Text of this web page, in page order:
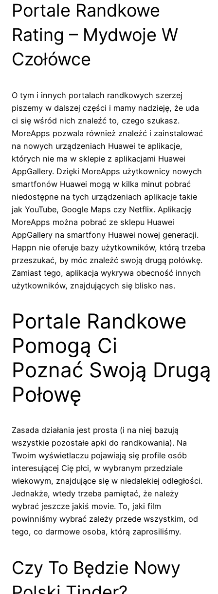
Portale Randkowe
Rating – Mydwoje W
Czołówce
O tym i innych portalach randkowych szerzej
piszemy w dalszej części i mamy nadzieję, że uda
ci się wśród nich znaleźć to, czego szukasz.
MoreApps pozwala również znaleźć i zainstalować
na nowych urządzeniach Huawei te aplikacje,
których nie ma w sklepie z aplikacjami Huawei
AppGallery. Dzięki MoreApps użytkownicy nowych
smartfonów Huawei mogą w kilka minut pobrać
niedostępne na tych urządzeniach aplikacje takie
jak YouTube, Google Maps czy Netflix. Aplikację
MoreApps można pobrać ze sklepu Huawei
AppGallery na smartfony Huawei nowej generacji.
Happn nie oferuje bazy użytkowników, którą trzeba
przeszukać, by móc znaleźć swoją drugą połówkę.
Zamiast tego, aplikacja wykrywa obecność innych
użytkowników, znajdujących się blisko nas.
Portale Randkowe
Pomogą Ci
Poznać Swoją Drugą
Połowę
Zasada działania jest prosta (i na niej bazują
wszystkie pozostałe apki do randkowania). Na
Twoim wyświetlaczu pojawiają się profile osób
interesującej Cię płci, w wybranym przedziale
wiekowym, znajdujące się w niedalekiej odległości.
Jednakże, wtedy trzeba pamiętać, że należy
wybrać jeszcze jakiś movie. To, jaki film
powinniśmy wybrać zależy przede wszystkim, od
tego, co darmowe osoba, którą zaprosiliśmy.
Czy To Będzie Nowy